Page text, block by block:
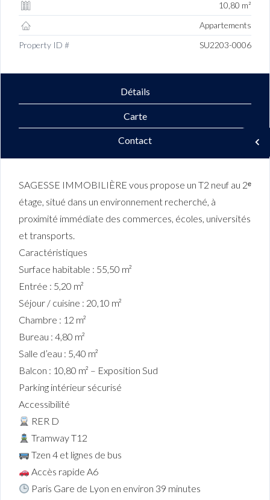
10,80 m²
Appartements
Property ID #
SU2203-0006
Détails
Carte
Contact
SAGESSE IMMOBILIÈRE vous propose un T2 neuf au 2ᵉ
étage, situé dans un environnement recherché, à
proximité immédiate des commerces, écoles, universités
et transports.
Caractéristiques
Surface habitable : 55,50 m²
Entrée : 5,20 m²
Séjour / cuisine : 20,10 m²
Chambre : 12 m²
Bureau : 4,80 m²
Salle d’eau : 5,40 m²
Balcon : 10,80 m² – Exposition Sud
Parking intérieur sécurisé
Accessibilité
RER D
Tramway T12
Tzen 4 et lignes de bus
Accès rapide A6
Paris Gare de Lyon en environ 39 minutes